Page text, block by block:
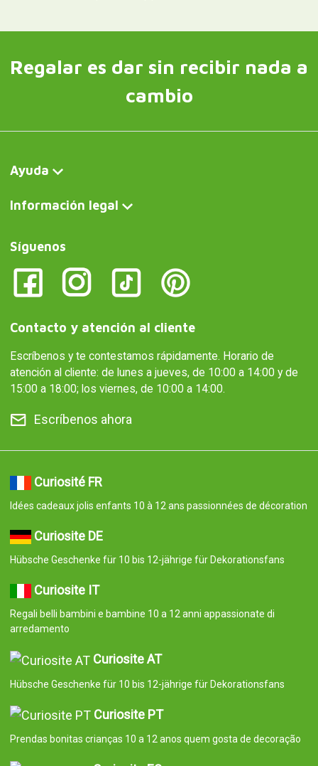
Regalar es dar sin recibir nada a
cambio
Ayuda
Información legal
Síguenos
Contacto y atención al cliente
Escríbenos y te contestamos rápidamente. Horario de
atención al cliente: de lunes a jueves, de 10:00 a 14:00 y de
15:00 a 18:00; los viernes, de 10:00 a 14:00.
Escríbenos ahora
Curiosité FR
Idées cadeaux jolis enfants 10 à 12 ans passionnées de décoration
Curiosite DE
Hübsche Geschenke für 10 bis 12-jährige für Dekorationsfans
Curiosite IT
Regali belli bambini e bambine 10 a 12 anni appassionate di
arredamento
Curiosite AT
Hübsche Geschenke für 10 bis 12-jährige für Dekorationsfans
Curiosite PT
Prendas bonitas crianças 10 a 12 anos quem gosta de decoração